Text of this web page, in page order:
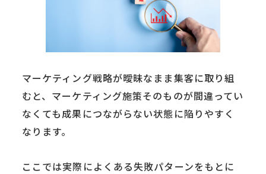
マーケティング戦略が曖昧なまま集客に取り組
むと、マーケティング施策そのものが間違ってい
なくても成果につながらない状態に陥りやすく
なります。
ここでは実際によくある失敗パターンをもとに